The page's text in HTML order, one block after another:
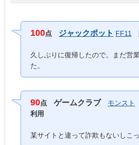
100点 ジャックポット FF11
久しぶりに復帰したので。まだ営
た。
90点 ゲームクラブ モンスト
利用
某サイトと違って詐欺もないしこ